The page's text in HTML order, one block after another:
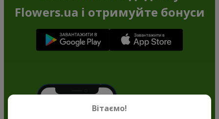
Flowers.ua і отримуйте бонуси
Вітаємо!